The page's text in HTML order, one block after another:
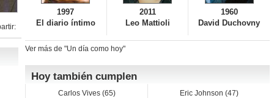
1997
El diario íntimo
2011
Leo Mattioli
1960
David Duchovny
Ver más de "Un día como hoy"
Hoy también cumplen
Carlos Vives (65)
Eric Johnson (47)